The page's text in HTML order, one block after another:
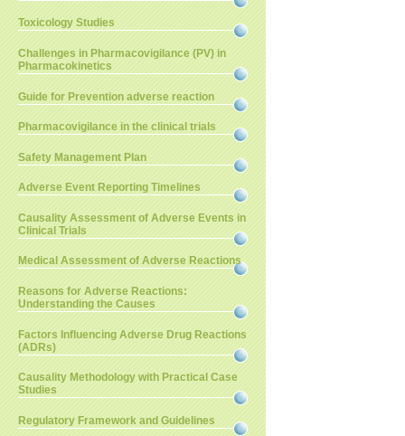
Toxicology Studies
Challenges in Pharmacovigilance (PV) in
Pharmacokinetics
Guide for Prevention adverse reaction
Pharmacovigilance in the clinical trials
Safety Management Plan
Adverse Event Reporting Timelines
Causality Assessment of Adverse Events in
Clinical Trials
Medical Assessment of Adverse Reactions
Reasons for Adverse Reactions:
Understanding the Causes
Factors Influencing Adverse Drug Reactions
(ADRs)
Causality Methodology with Practical Case
Studies
Regulatory Framework and Guidelines